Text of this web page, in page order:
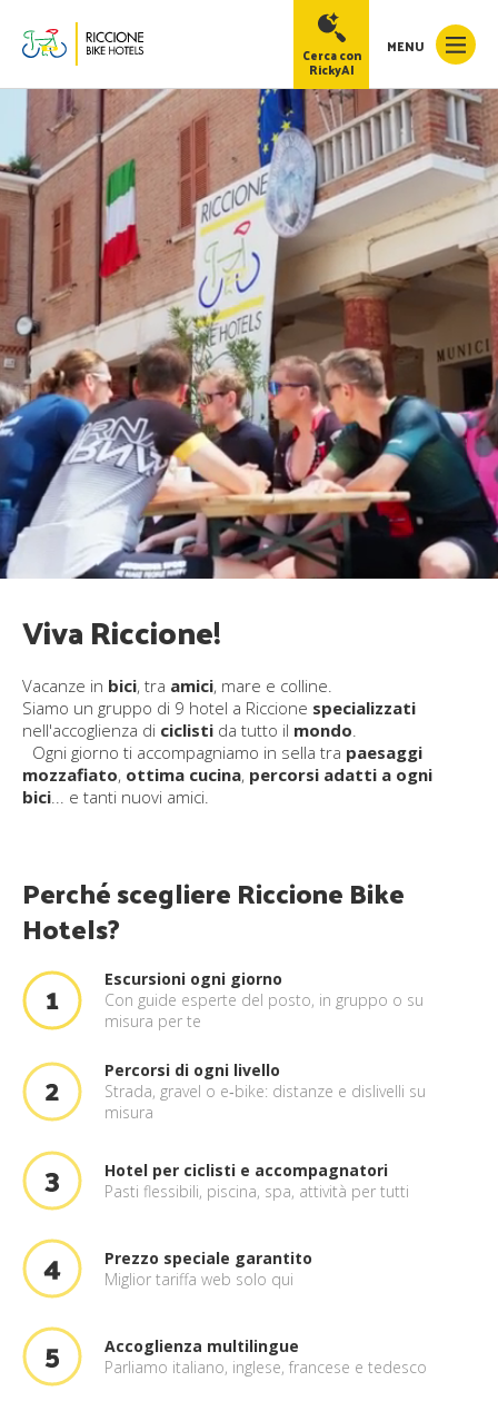
MENU
Cerca con
RickyAI
Viva Riccione!
Vacanze in bici, tra amici, mare e colline.
Siamo un gruppo di 9 hotel a Riccione specializzati
nell'accoglienza di ciclisti da tutto il mondo.
Ogni giorno ti accompagniamo in sella tra paesaggi
mozzafiato, ottima cucina, percorsi adatti a ogni
bici... e tanti nuovi amici.
Perché scegliere Riccione Bike
Hotels?
Escursioni ogni giorno
Con guide esperte del posto, in gruppo o su
misura per te
Percorsi di ogni livello
Strada, gravel o e‑bike: distanze e dislivelli su
misura
Hotel per ciclisti e accompagnatori
Pasti flessibili, piscina, spa, attività per tutti
Prezzo speciale garantito
Miglior tariffa web solo qui
Accoglienza multilingue
Parliamo italiano, inglese, francese e tedesco
RickyAI
Online ×